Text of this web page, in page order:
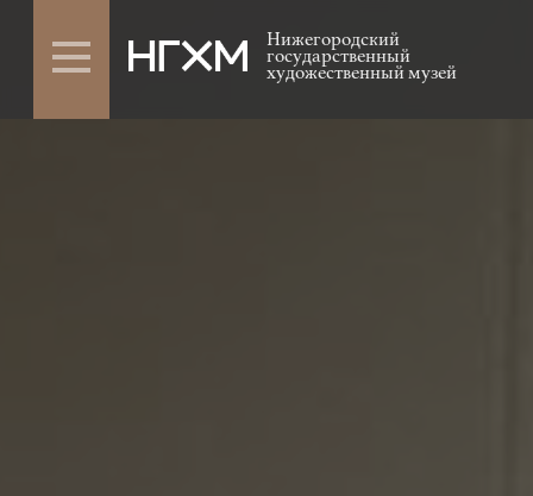
Нижегородский
государственный
художественный музей